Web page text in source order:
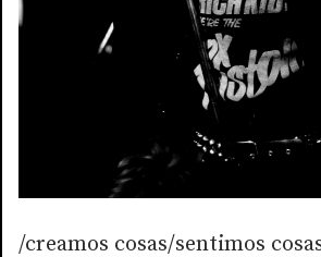
/creamos cosas/sentimos